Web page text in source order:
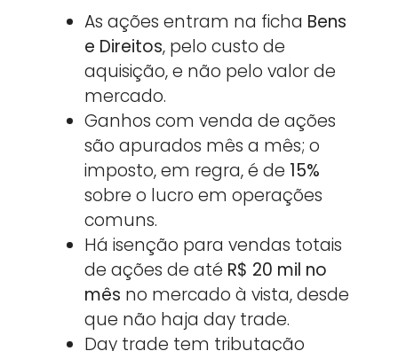
As ações entram na ficha Bens
e Direitos, pelo custo de
aquisição, e não pelo valor de
mercado.
Ganhos com venda de ações
são apurados mês a mês; o
imposto, em regra, é de 15%
sobre o lucro em operações
comuns.
Há isenção para vendas totais
de ações de até R$ 20 mil no
mês no mercado à vista, desde
que não haja day trade.
Day trade tem tributação